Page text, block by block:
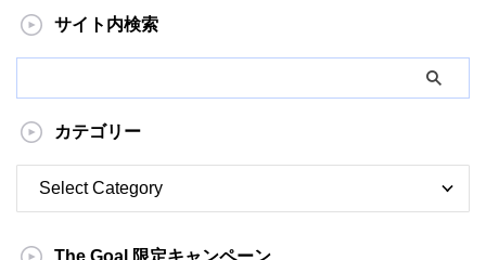
サイト内検索
カテゴリー
The Goal 限定キャンペーン